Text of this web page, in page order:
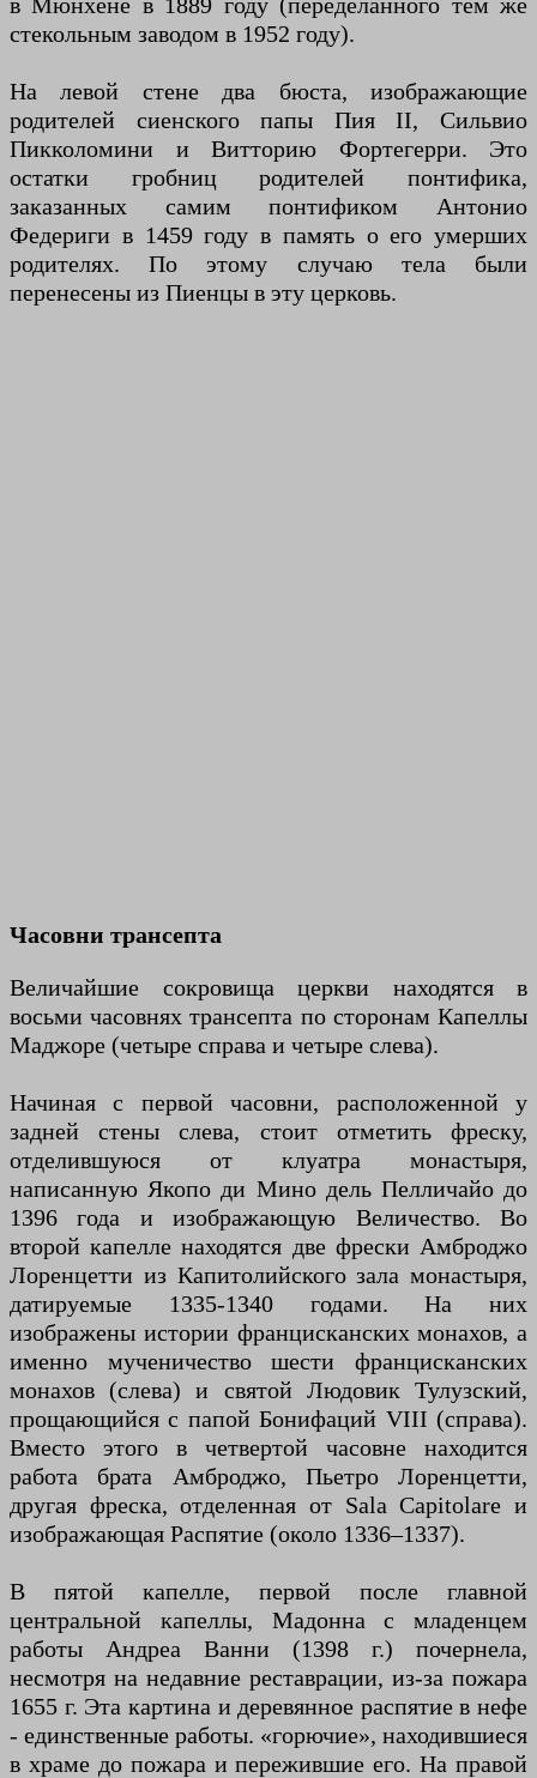
стекольным заводом в 1952 году).
На левой стене два бюста, изображающие
родителей сиенского папы Пия II, Сильвио
Пикколомини и Витторию Фортегерри. Это
остатки гробниц родителей понтифика,
заказанных самим понтификом Антонио
Федериги в 1459 году в память о его умерших
родителях. По этому случаю тела были
перенесены из Пиенцы в эту церковь.
Часовни трансепта
Величайшие сокровища церкви находятся в
восьми часовнях трансепта по сторонам Капеллы
Маджоре (четыре справа и четыре слева).
Начиная с первой часовни, расположенной у
задней стены слева, стоит отметить фреску,
отделившуюся от клуатра монастыря,
написанную Якопо ди Мино дель Пелличайо до
1396 года и изображающую Величество. Во
второй капелле находятся две фрески Амброджо
Лоренцетти из Капитолийского зала монастыря,
датируемые 1335-1340 годами. На них
изображены истории францисканских монахов, а
именно мученичество шести францисканских
монахов (слева) и святой Людовик Тулузский,
прощающийся с папой Бонифаций VIII (справа).
Вместо этого в четвертой часовне находится
работа брата Амброджо, Пьетро Лоренцетти,
другая фреска, отделенная от Sala Capitolare и
изображающая Распятие (около 1336–1337).
В пятой капелле, первой после главной
центральной капеллы, Мадонна с младенцем
работы Андреа Ванни (1398 г.) почернела,
несмотря на недавние реставрации, из-за пожара
1655 г. Эта картина и деревянное распятие в нефе
- единственные работы. «горючие», находившиеся
в храме до пожара и пережившие его. На правой